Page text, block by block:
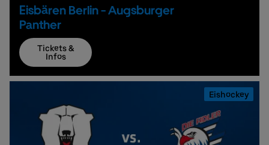
Eisbären Berlin - Augsburger
Panther
Tickets &
Infos
Eishockey